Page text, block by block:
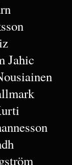
Jahic